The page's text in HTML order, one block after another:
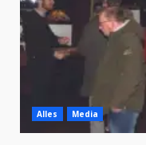
Alles Media